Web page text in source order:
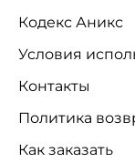
Кодекс Аникс
Условия
Контакты
Политика
Как заказать